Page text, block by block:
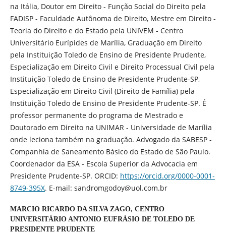
na Itália, Doutor em Direito - Função Social do Direito pela
FADISP - Faculdade Autônoma de Direito, Mestre em Direito -
Teoria do Direito e do Estado pela UNIVEM - Centro
Universitário Eurípides de Marília, Graduação em Direito
pela Instituição Toledo de Ensino de Presidente Prudente,
Especialização em Direito Civil e Direito Processual Civil pela
Instituição Toledo de Ensino de Presidente Prudente-SP,
Especialização em Direito Civil (Direito de Família) pela
Instituição Toledo de Ensino de Presidente Prudente-SP. É
professor permanente do programa de Mestrado e
Doutorado em Direito na UNIMAR - Universidade de Marília
onde leciona também na graduação. Advogado da SABESP -
Companhia de Saneamento Básico do Estado de São Paulo.
Coordenador da ESA - Escola Superior da Advocacia em
Presidente Prudente-SP. ORCID: https://orcid.org/0000-0001-
8749-395X. E-mail: sandromgodoy@uol.com.br
MARCIO RICARDO DA SILVA ZAGO, CENTRO
UNIVERSITÁRIO ANTONIO EUFRÁSIO DE TOLEDO DE
PRESIDENTE PRUDENTE